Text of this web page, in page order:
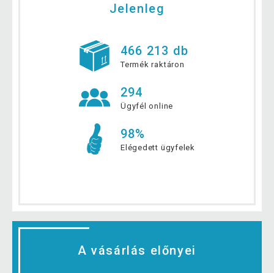
Jelenleg
466 213 db
Termék raktáron
294
Ügyfél online
98%
Elégedett ügyfelek
A vásárlás előnyei